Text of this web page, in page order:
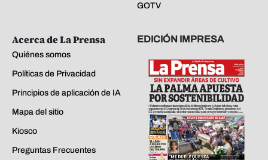
GOTV
Acerca de La Prensa
Quiénes somos
Políticas de Privacidad
Principios de aplicación de IA
Mapa del sitio
Kiosco
Preguntas Frecuentes
EDICIÓN IMPRESA